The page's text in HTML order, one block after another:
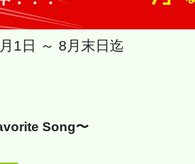
1日 ～ 8月末日迄
Song〜